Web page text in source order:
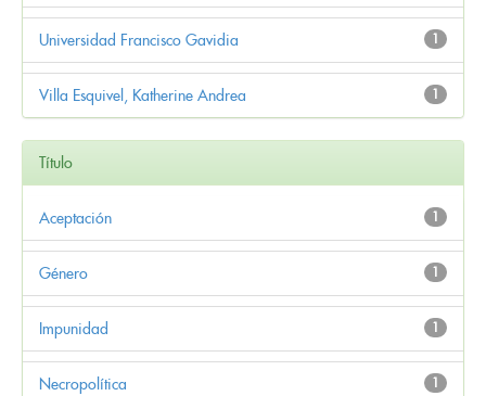
1
Universidad Francisco Gavidia
1
Villa Esquivel, Katherine Andrea
Título
1
Aceptación
1
Género
1
Impunidad
1
Necropolítica